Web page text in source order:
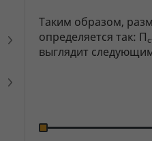
Таким образом,
определяется так: П
выглядит